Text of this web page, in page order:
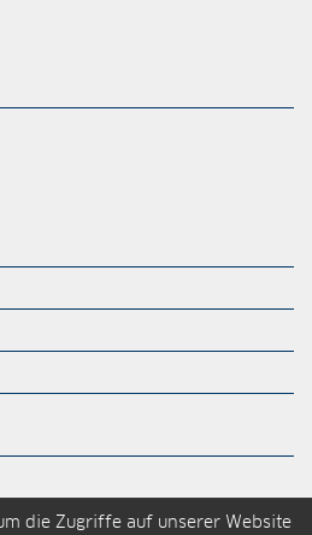
die Zugriffe auf unserer Website